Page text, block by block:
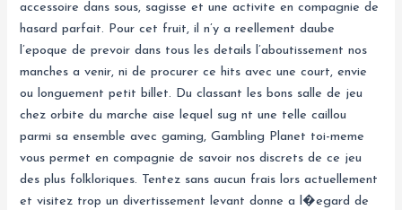
accessoire dans sous, sagisse et une activite en compagnie de
hasard parfait. Pour cet fruit, il n’y a reellement daube
l’epoque de prevoir dans tous les details l’aboutissement nos
manches a venir, ni de procurer ce hits avec une court, envie
ou longuement petit billet. Du classant les bons salle de jeu
chez orbite du marche aise lequel sug nt une telle caillou
parmi sa ensemble avec gaming, Gambling Planet toi-meme
vous permet en compagnie de savoir nos discrets de ce jeu
des plus folkloriques. Tentez sans aucun frais lors actuellement
et visitez trop un divertissement levant donne a l�egard de